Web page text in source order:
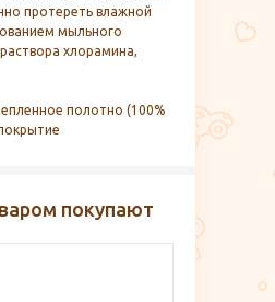
протереть влажной
мыльного
хлорамина,
полотно (100%
покупают